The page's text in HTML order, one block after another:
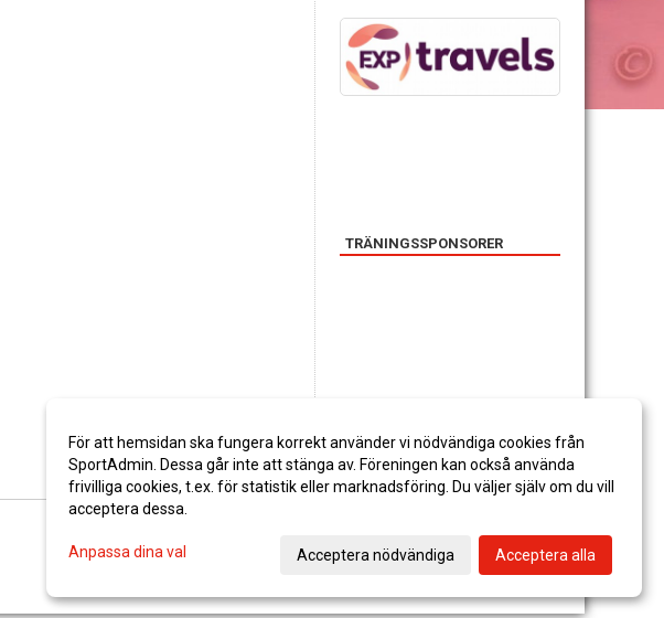
TRÄNINGSSPONSORER
För att hemsidan ska fungera korrekt använder vi nödvändiga cookies från
SportAdmin. Dessa går inte att stänga av. Föreningen kan också använda
frivilliga cookies, t.ex. för statistik eller marknadsföring. Du väljer själv om du vill
acceptera dessa.
Anpassa dina val Acceptera nödvändiga Acceptera alla